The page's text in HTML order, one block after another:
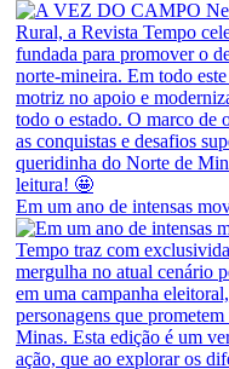
Em um ano de intensas